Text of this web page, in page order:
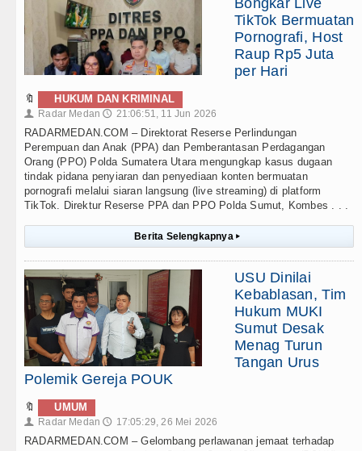
TikTok Bermuatan
Pornografi, Host
Raup Rp5 Juta
per Hari
🔖 HUKUM DAN KRIMINAL
👤 Radar Medan 🕔 21:06:51, 11 Jun 2026
RADARMEDAN.COM – Direktorat Reserse Perlindungan
Perempuan dan Anak (PPA) dan Pemberantasan Perdagangan
Orang (PPO) Polda Sumatera Utara mengungkap kasus dugaan
tindak pidana penyiaran dan penyediaan konten bermuatan
pornografi melalui siaran langsung (live streaming) di platform
TikTok. Direktur Reserse PPA dan PPO Polda Sumut, Kombes . . .
Berita Selengkapnya ▸
USU Dinilai
Kebablasan, Tim
Hukum MUKI
Sumut Desak
Menag Turun
Tangan Urus
Polemik Gereja POUK
🔖 UMUM
👤 Radar Medan 🕔 17:05:29, 26 Mei 2026
RADARMEDAN.COM – Gelombang perlawanan jemaat terhadap